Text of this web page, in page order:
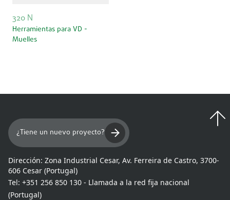
320 N
Herramientas para VD -
Muelles
¿Tiene un nuevo proyecto?
Dirección: Zona Industrial Cesar, Av. Ferreira de Castro, 3700-
606 Cesar (Portugal)
Tel: +351 256 850 130 - Llamada a la red fija nacional
(Portugal)